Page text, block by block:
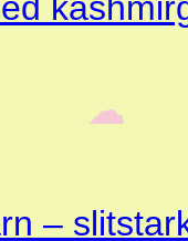
‎ ‎‎ ☁︎‎‎
–